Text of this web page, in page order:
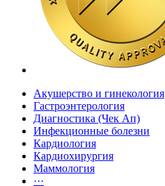
Акушерство и гинекология
Гастроэнтерология
Диагностика (Чек Ап)
Инфекционные болезни
Кардиология
Кардиохирургия
Маммология
···